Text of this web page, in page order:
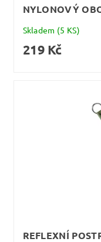
NYLONOVÝ
Skladem (5 KS)
219 Kč
REFLEXNÍ